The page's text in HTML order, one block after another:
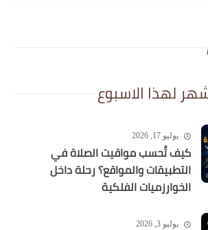
لهذا الاسبوع
يوليو 17, 2026
كيف تُحسب مواقيت الصلاة في
التطبيقات والمواقع؟ رحلة داخل
الخوارزميات الفلكية
يوليو 3, 2026